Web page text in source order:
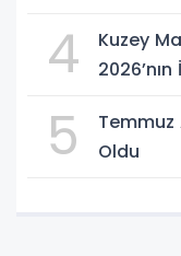
4
Kuzey
5
Temmuz
Oldu